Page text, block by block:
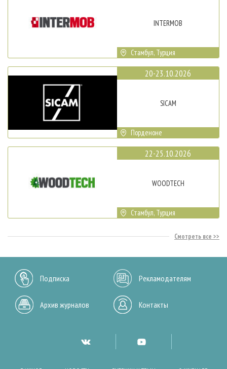
INTERMOB
Стамбул, Турция
20-23.10.2026
SICAM
Порденоне
22-25.10.2026
WOODTECH
Стамбул, Турция
Смотреть все
Подписка Рекламодателям
Архив журналов Контакты